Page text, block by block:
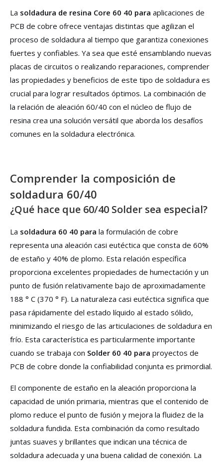
La soldadura de resina Core 60 40 para aplicaciones de
PCB de cobre ofrece ventajas distintas que agilizan el
proceso de soldadura al tiempo que garantiza conexiones
fuertes y confiables. Ya sea que esté ensamblando nuevas
placas de circuitos o realizando reparaciones, comprender
las propiedades y beneficios de este tipo de soldadura es
crucial para lograr resultados óptimos. La combinación de
la relación de aleación 60/40 con el núcleo de flujo de
resina crea una solución versátil que aborda los desafíos
comunes en la soldadura electrónica.
Comprender la composición de
soldadura 60/40
¿Qué hace que 60/40 Solder sea especial?
La soldadura 60 40 para la formulación de cobre
representa una aleación casi eutéctica que consta de 60%
de estaño y 40% de plomo. Esta relación específica
proporciona excelentes propiedades de humectación y un
punto de fusión relativamente bajo de aproximadamente
188 ° C (370 ° F). La naturaleza casi eutéctica significa que
pasa rápidamente del estado líquido al estado sólido,
minimizando el riesgo de las articulaciones de soldadura en
frío. Esta característica es particularmente importante
cuando se trabaja con Solder 60 40 para proyectos de
PCB de cobre donde la confiabilidad conjunta es primordial.
El componente de estaño en la aleación proporciona la
capacidad de unión primaria, mientras que el contenido de
plomo reduce el punto de fusión y mejora la fluidez de la
soldadura fundida. Esta combinación da como resultado
juntas suaves y brillantes que indican una técnica de
soldadura adecuada y una buena calidad de conexión. La